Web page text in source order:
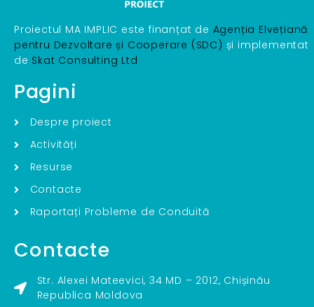
Proiectul MA IMPLIC este finanțat de Agenția Elvețiană
pentru Dezvoltare și Cooperare (SDC) și implementat
de Skat Consulting Ltd
Pagini
Despre proiect
Activități
Resurse
Contacte
Raportați Probleme de Conduită
Contacte
Str. Alexei Mateevici, 34 MD – 2012, Chișinău
Republica Moldova